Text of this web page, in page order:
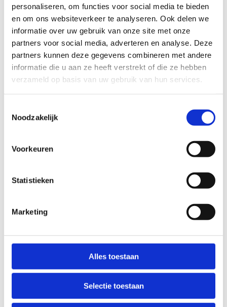
personaliseren, om functies voor social media te bieden
en om ons websiteverkeer te analyseren. Ook delen we
informatie over uw gebruik van onze site met onze
partners voor social media, adverteren en analyse. Deze
partners kunnen deze gegevens combineren met andere
informatie die u aan ze heeft verstrekt of die ze hebben
verzameld op basis van uw gebruik van hun services.
Noodzakelijk
Voorkeuren
Statistieken
Marketing
Alles toestaan
Selectie toestaan
Heb je een vraag, contacteer ons via
sportievevrijetijd@sport.vlaanderen.​
ALGEMENE BEOORDELING *
TIP:ontbrekende signalisatie kan je melden via het